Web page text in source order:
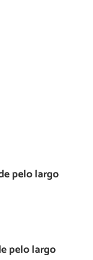
pelo largo
pelo largo